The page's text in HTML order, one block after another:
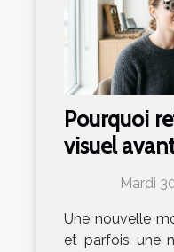
Pourquoi
visuel
lunettes ?
Mardi
Une nouvelle
et parfois une